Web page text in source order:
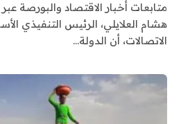
متابعات أخبار الاقتصاد والبورصة
هشام العلايلي، الرئيس التنفيذي
الاتصالات، أن الدولة…